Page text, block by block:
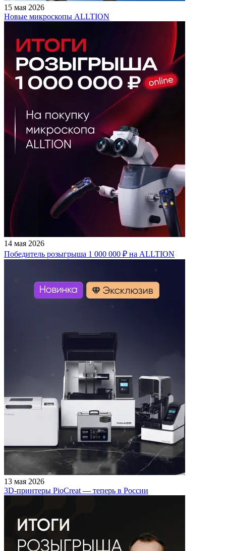
15 мая 2026
Новые микроскопы ALLTION
14 мая 2026
Победитель розыгрыша 1 000 000 ₽ на ALLTION
13 мая 2026
3D-принтеры PioCreat — теперь в России